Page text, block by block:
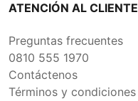
ATENCIÓN AL CLIENTE
Preguntas frecuentes
0810 555 1970
Contáctenos
Términos y condiciones